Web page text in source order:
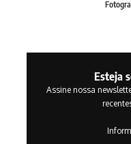
Esteja
Assine nossa